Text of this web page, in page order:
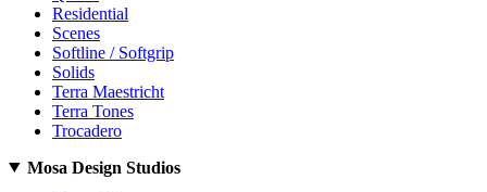
Residential
Scenes
Softline / Softgrip
Solids
Terra Maestricht
Terra Tones
Trocadero
Mosa Design Studios